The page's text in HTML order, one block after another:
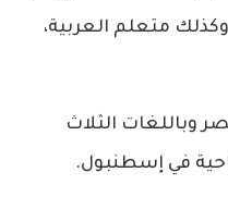
متعلم العربية،
وباللغات الثلاث
في إسطنبول.